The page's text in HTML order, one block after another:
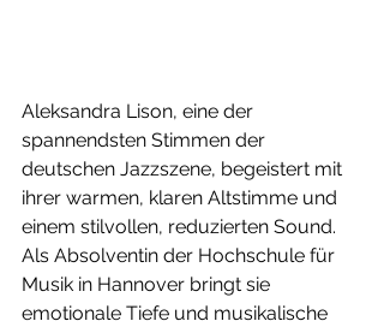
Aleksandra Lison, eine der
spannendsten Stimmen der
deutschen Jazzszene, begeistert mit
ihrer warmen, klaren Altstimme und
einem stilvollen, reduzierten Sound.
Als Absolventin der Hochschule für
Musik in Hannover bringt sie
emotionale Tiefe und musikalische